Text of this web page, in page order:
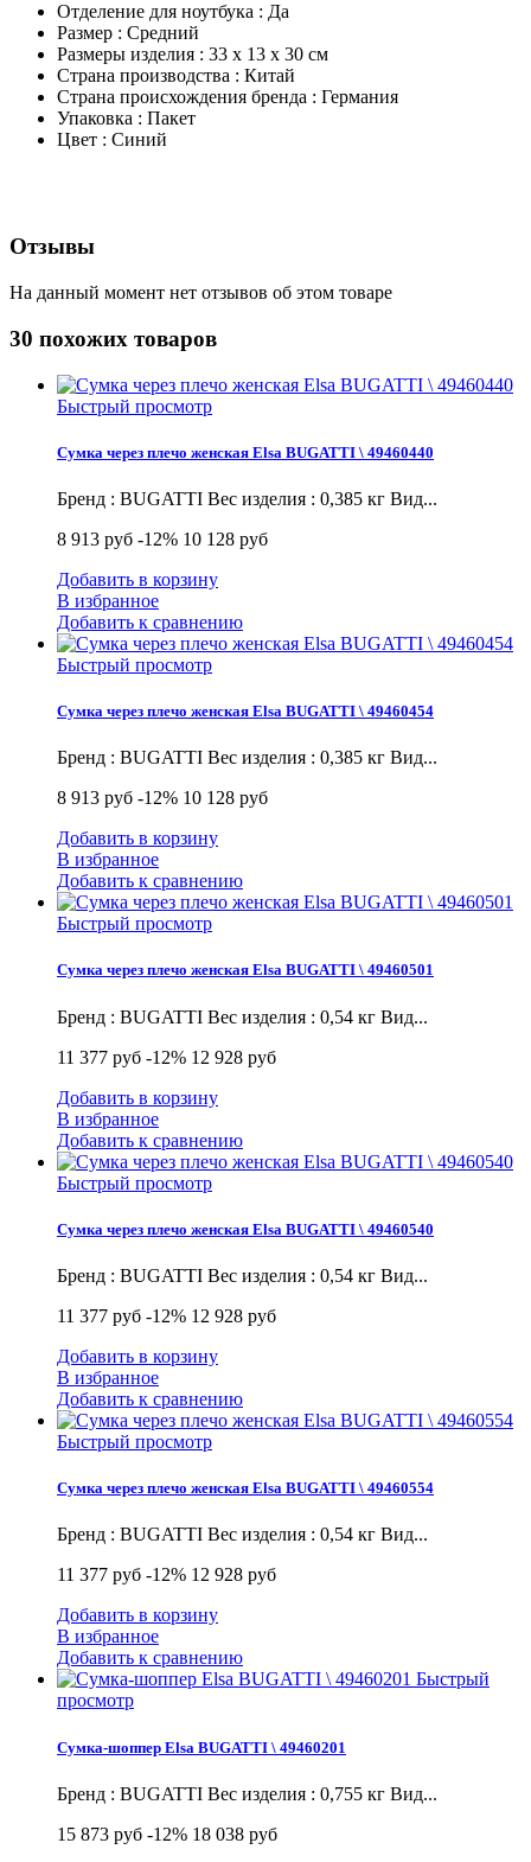
Отделение для ноутбука : Да
Размер : Средний
Размеры изделия : 33 х 13 х 30 см
Страна производства : Китай
Страна происхождения бренда : Германия
Упаковка : Пакет
Цвет : Синий
Отзывы
На данный момент нет отзывов об этом товаре
30 похожих товаров
Быстрый просмотр
Сумка через плечо женская Elsa BUGATTI \ 49460440
Бренд : BUGATTI Вес изделия : 0,385 кг Вид...
8 913 руб -12% 10 128 руб
Добавить в корзину
В избранное
Добавить к сравнению
Быстрый просмотр
Сумка через плечо женская Elsa BUGATTI \ 49460454
Бренд : BUGATTI Вес изделия : 0,385 кг Вид...
8 913 руб -12% 10 128 руб
Добавить в корзину
В избранное
Добавить к сравнению
Быстрый просмотр
Сумка через плечо женская Elsa BUGATTI \ 49460501
Бренд : BUGATTI Вес изделия : 0,54 кг Вид...
11 377 руб -12% 12 928 руб
Добавить в корзину
В избранное
Добавить к сравнению
Быстрый просмотр
Сумка через плечо женская Elsa BUGATTI \ 49460540
Бренд : BUGATTI Вес изделия : 0,54 кг Вид...
11 377 руб -12% 12 928 руб
Добавить в корзину
В избранное
Добавить к сравнению
Быстрый просмотр
Сумка через плечо женская Elsa BUGATTI \ 49460554
Бренд : BUGATTI Вес изделия : 0,54 кг Вид...
11 377 руб -12% 12 928 руб
Добавить в корзину
В избранное
Добавить к сравнению
Быстрый
просмотр
Сумка-шоппер Elsa BUGATTI \ 49460201
Бренд : BUGATTI Вес изделия : 0,755 кг Вид...
15 873 руб -12% 18 038 руб